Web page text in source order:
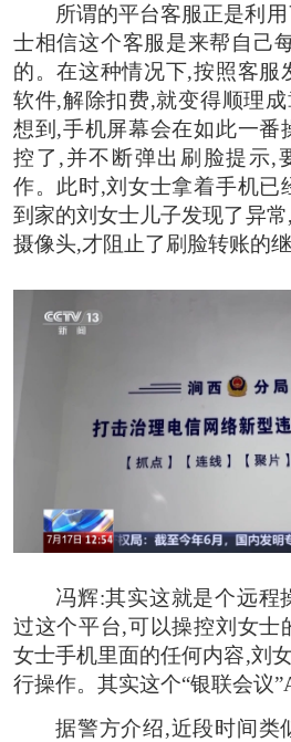
所谓的平台客服正是利
士相信这个客服是来帮自己
的。在这种情况下,按照客服
软件,解除扣费,就变得顺理成
想到,手机屏幕会在如此一番
控了,并不断弹出刷脸提示,
作。 此时,刘女士拿着手机已
到家的刘女士儿子发现了异
摄像头,才阻止了刷脸转账的继
冯辉:其实这就是个远程
过这个平台,可以操控刘女士
女士手机里面的任何内容,刘
行操作。其实这个“银联会议
据警方介绍,近段时间类